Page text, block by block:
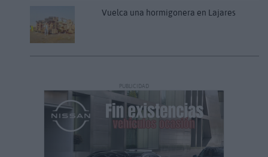
Vuelca una hormigonera en Lajares
PUBLICIDAD